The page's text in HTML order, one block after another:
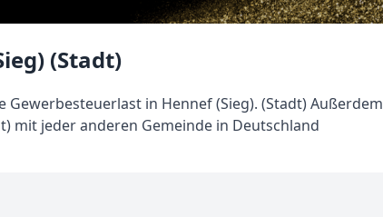
(Stadt)
in Hennef (Sieg). (Stadt) Außerdem
mit jeder anderen Gemeinde in Deutschland